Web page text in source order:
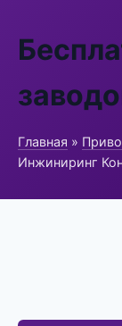
Главная »
Инжиниринг